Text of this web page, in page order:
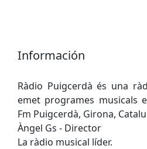
Información
Ràdio Puigcerdà és una
emet programes musicals
Fm Puigcerdà, Girona,
Àngel Gs - Director
La ràdio musical líder.